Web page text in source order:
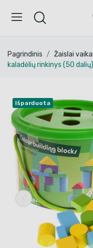
Pagrindinis Žaislai
kaladėlių rinkinys (50
Išparduota